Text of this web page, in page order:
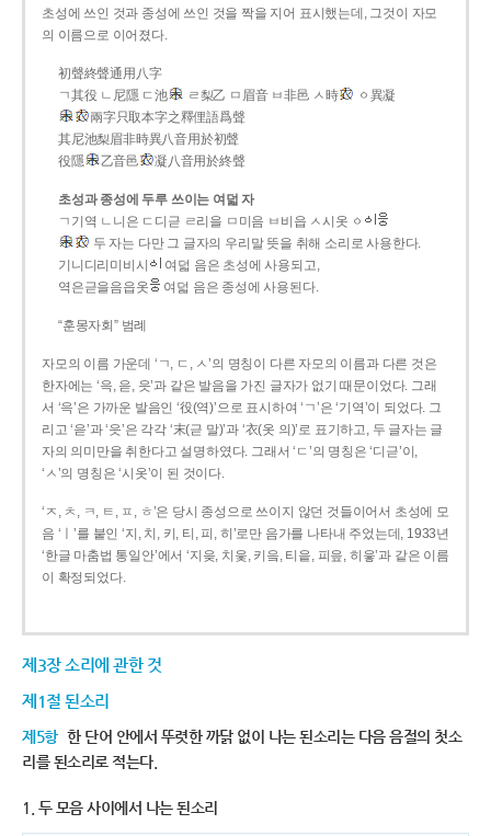
초성에 쓰인 것과 종성에 쓰인 것을 짝을 지어 표시했는데, 그것이 자모
의 이름으로 이어졌다.
初聲終聲通用八字
ㄱ其役 ㄴ尼隱 ㄷ池
ㄹ梨乙 ㅁ眉音 ㅂ非邑 ㅅ時
ㆁ異凝
兩字只取本字之釋俚語爲聲
其尼池梨眉非時異八音用於初聲
役隱
乙音邑 凝八音用於終聲
초성과 종성에 두루 쓰이는 여덟 자
ㄱ기역 ㄴ니은 ㄷ디귿 ㄹ리을 ㅁ미음 ㅂ비읍 ㅅ시옷 ㆁ
두 자는 다만 그 글자의 우리말 뜻을 취해 소리로 사용한다.
기니디리미비시
여덟 음은 초성에 사용되고,
역은귿을음읍옷
여덟 음은 종성에 사용된다.
“훈몽자회” 범례
자모의 이름 가운데 ‘ㄱ, ㄷ, ㅅ’의 명칭이 다른 자모의 이름과 다른 것은
한자에는 ‘윽, 읃, 읏’과 같은 발음을 가진 글자가 없기 때문이었다. 그래
서 ‘윽’은 가까운 발음인 ‘役(역)’으로 표시하여 ‘ㄱ’은 ‘기역’이 되었다. 그
리고 ‘읃’과 ‘읏’은 각각 ‘末(귿 말)’과 ‘衣(옷 의)’로 표기하고, 두 글자는 글
자의 의미만을 취한다고 설명하였다. 그래서 ‘ㄷ’의 명칭은 ‘디귿’이,
‘ㅅ’의 명칭은 ‘시옷’이 된 것이다.
‘ㅈ, ㅊ, ㅋ, ㅌ, ㅍ, ㅎ’은 당시 종성으로 쓰이지 않던 것들이어서 초성에 모
음 ‘ㅣ’를 붙인 ‘지, 치, 키, 티, 피, 히’로만 음가를 나타내 주었는데, 1933년
‘한글 마춤법 통일안’에서 ‘지읒, 치읓, 키읔, 티읕, 피읖, 히읗’과 같은 이름
이 확정되었다.
제3장 소리에 관한 것
제1절 된소리
제5항 한 단어 안에서 뚜렷한 까닭 없이 나는 된소리는 다음 음절의 첫소
리를 된소리로 적는다.
1. 두 모음 사이에서 나는 된소리